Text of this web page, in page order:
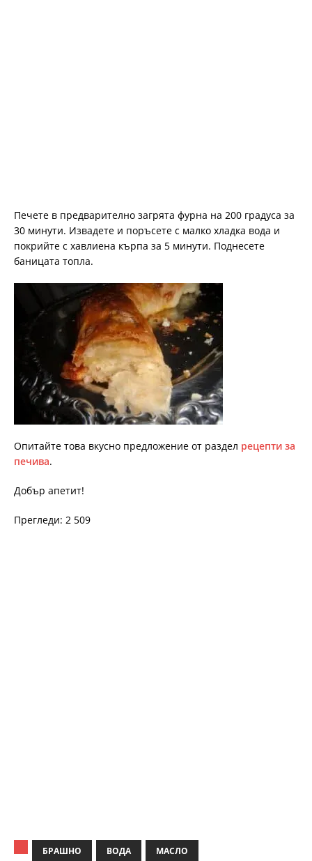
Печете в предварително загрята фурна на 200 градуса за
30 минути. Извадете и поръсете с малко хладка вода и
покрийте с хавлиена кърпа за 5 минути. Поднесете
баницата топла.
Опитайте това вкусно предложение от раздел рецепти за
печива.
Добър апетит!
Прегледи: 2 509
БРАШНО ВОДА МАСЛО